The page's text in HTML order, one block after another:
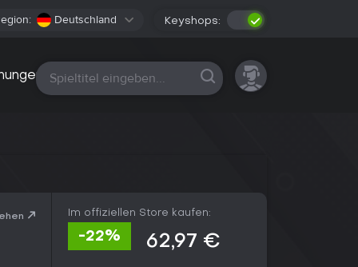
Deutschland Keyshops:
Alle Plattformen
Im offiziellen Store kaufen:
-22% 62,97 €